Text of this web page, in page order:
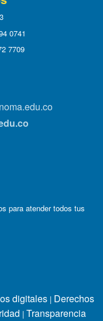
0741
7709
para atender todos tus
digitales | Derechos
| Transparencia